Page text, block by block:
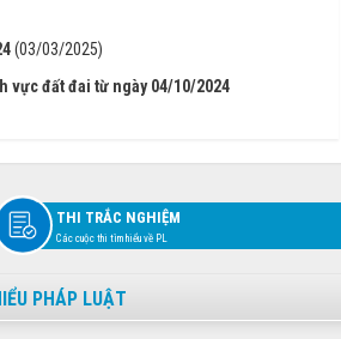
(03/03/2025)
vực đất đai từ ngày 04/10/2024
THI TRẮC NGHIỆM
Các cuộc thi tìm hiểu về PL
PHÁP LUẬT